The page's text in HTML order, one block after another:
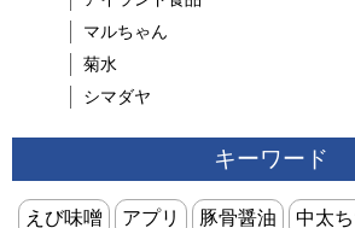
マルちゃん
菊水
シマダヤ
キーワード
えび味噌 アプリ 豚骨醤油 中太